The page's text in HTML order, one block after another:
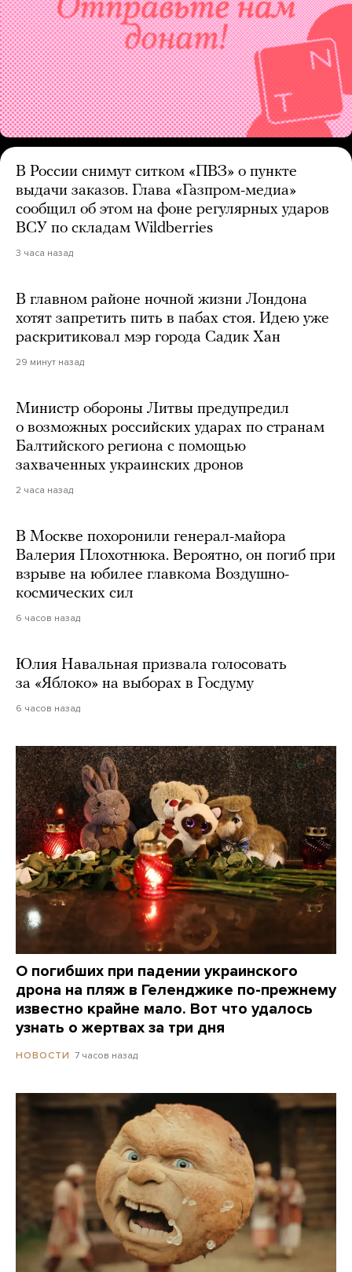
В России снимут ситком «ПВЗ» о пункте
выдачи заказов. Глава «Газпром-медиа»
сообщил об этом на фоне регулярных ударов
ВСУ по складам Wildberries
3 часа назад
В главном районе ночной жизни Лондона
хотят запретить пить в пабах стоя. Идею уже
раскритиковал мэр города Садик Хан
29 минут назад
Министр обороны Литвы предупредил
о возможных российских ударах по странам
Балтийского региона с помощью
захваченных украинских дронов
2 часа назад
В Москве похоронили генерал-майора
Валерия Плохотнюка. Вероятно, он погиб при
взрыве на юбилее главкома Воздушно-
космических сил
6 часов назад
Юлия Навальная призвала голосовать
за «Яблоко» на выборах в Госдуму
6 часов назад
О погибших при падении украинского
дрона на пляж в Геленджике по-прежнему
известно крайне мало. Вот что удалось
узнать о жертвах за три дня
НОВОСТИ 7 часов назад